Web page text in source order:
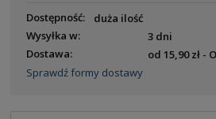
Dostępność:
duża ilość
Wysyłka w:
3 dni
Dostawa:
od 15,90 zł -
Sprawdź formy dostawy